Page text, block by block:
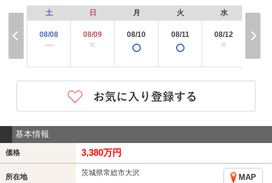
土
08/08
ー
日
08/09
×
月
08/10
火
08/11
水
08/12
×
基本情報
価格 3,380万円
所在地 茨城県常総市大沢
MAP